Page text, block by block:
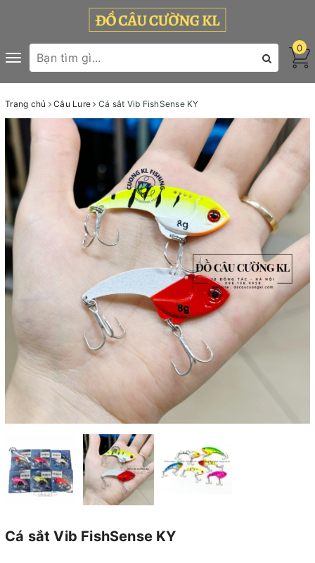
Toggle
navigation
0
Trang chủ Câu Lure Cá sắt Vib FishSense KY
Cá sắt Vib FishSense KY